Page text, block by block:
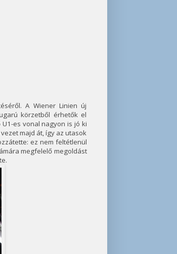
A Wiener Linien új
körzetből érhetők el
es vonal nagyon is jó ki
majd át, így az utasok
ez nem feltétlenül
megfelelő megoldást